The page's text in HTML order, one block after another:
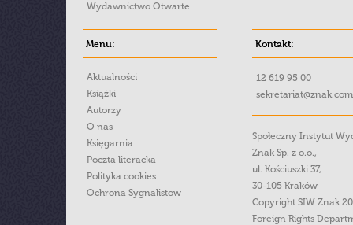
Wydawnictwo Otwarte
Menu:
Aktualności
Książki
Autorzy
O nas
Księgarnia
Poczta literacka
Polityka cookies
Ochrona Sygnalistow
Kontakt:
12 619 95 00
Społeczny Instytut
Znak Sp. z o.o.,
ul. Kościuszki 37,
30-105 Kraków
Copyright SIW Znak
Foreign Rights